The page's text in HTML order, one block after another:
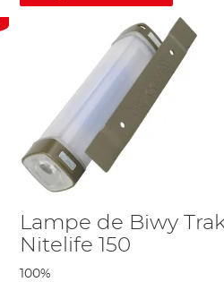
Lampe de Biwy
Nitelife 150
100%